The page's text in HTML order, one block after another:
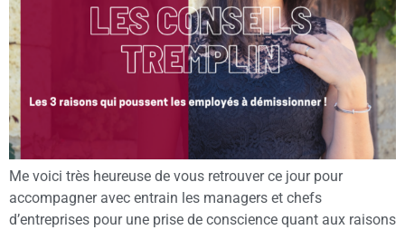
Me voici très heureuse de vous retrouver ce jour pour
accompagner avec entrain les managers et chefs
d’entreprises pour une prise de conscience quant aux raisons